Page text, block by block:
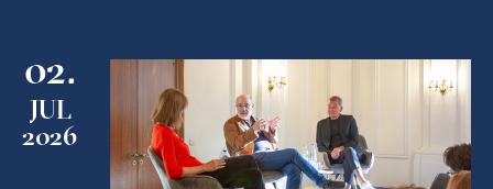
02.
JUL
2026